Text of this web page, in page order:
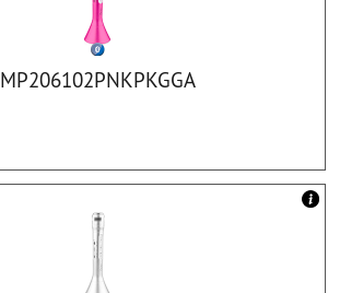
MP206102PNKPKGGA